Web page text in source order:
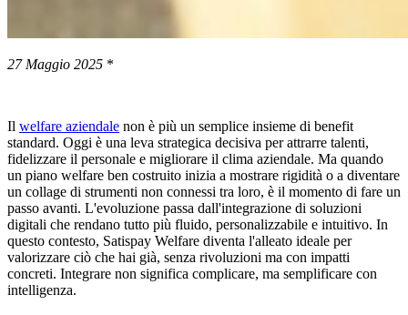
27 Maggio 2025 *
Il welfare aziendale non è più un semplice insieme di benefit
standard. Oggi è una leva strategica decisiva per attrarre talenti,
fidelizzare il personale e migliorare il clima aziendale. Ma quando
un piano welfare ben costruito inizia a mostrare rigidità o a diventare
un collage di strumenti non connessi tra loro, è il momento di fare un
passo avanti. L'evoluzione passa dall'integrazione di soluzioni
digitali che rendano tutto più fluido, personalizzabile e intuitivo. In
questo contesto, Satispay Welfare diventa l'alleato ideale per
valorizzare ciò che hai già, senza rivoluzioni ma con impatti
concreti. Integrare non significa complicare, ma semplificare con
intelligenza.